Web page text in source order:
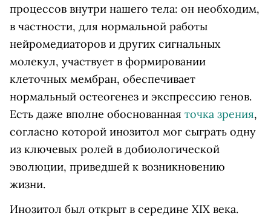
процессов внутри нашего тела: он необходим,
в частности, для нормальной работы
нейромедиаторов и других сигнальных
молекул, участвует в формировании
клеточных мембран, обеспечивает
нормальный остеогенез и экспрессию генов.
Есть даже вполне обоснованная точка зрения,
согласно которой инозитол мог сыграть одну
из ключевых ролей в добиологической
эволюции, приведшей к возникновению
жизни.
Инозитол был открыт в середине XIX века.